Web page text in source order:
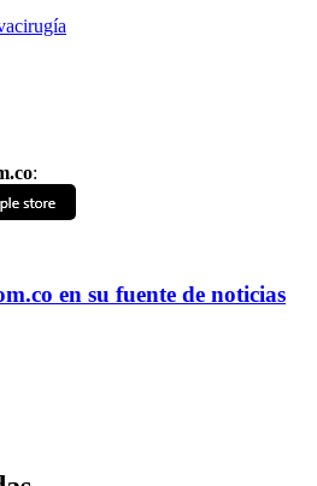
cirugía
:
en su fuente de noticias